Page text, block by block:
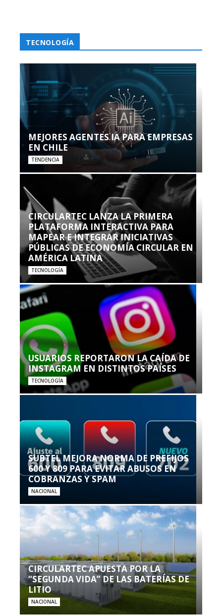
TECNOLOGÍA
MEJORES AGENTES IA PARA EMPRESAS
EN CHILE
TENDENCIA
CIRCULARTEC LANZA LA PRIMERA
PLATAFORMA INTERACTIVA PARA
MAPEAR E INTEGRAR INICIATIVAS
PÚBLICAS DE ECONOMÍA CIRCULAR EN
AMÉRICA LATINA
TECNOLOGÍA
USUARIOS REPORTARON LA CAÍDA DE
INSTAGRAM EN DISTINTOS PAÍSES
TECNOLOGÍA
SUBTEL MEJORA NORMA DE PREFIJOS
600 Y 809 PARA EVITAR ABUSOS EN
COBRANZAS Y SPAM
NACIONAL
CIRCULARTEC APUESTA POR LA
“SEGUNDA VIDA” DE LAS BATERÍAS DE
LITIO
NACIONAL